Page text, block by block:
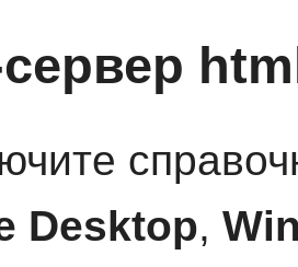
сервер
Desktop,